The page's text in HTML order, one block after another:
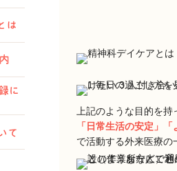
上記のような目的を持
「日常生活の安定」
で活動する外来医療の